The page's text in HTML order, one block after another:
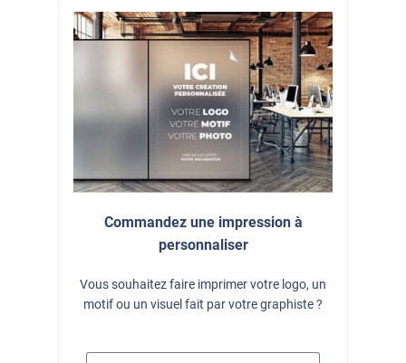
Commandez une impression à
personnaliser
Vous souhaitez faire imprimer votre logo, un
motif ou un visuel fait par votre graphiste ?